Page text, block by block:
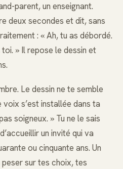
parent, un enseignant.
deux secondes et dit, sans
: « Ah, tu as débordé.
toi. » Il repose le dessin et
Le dessin ne te semble
voix s’est installée dans ta
soigneux. » Tu ne le sais
un invité qui va
ou cinquante ans. Un
sur tes choix, tes